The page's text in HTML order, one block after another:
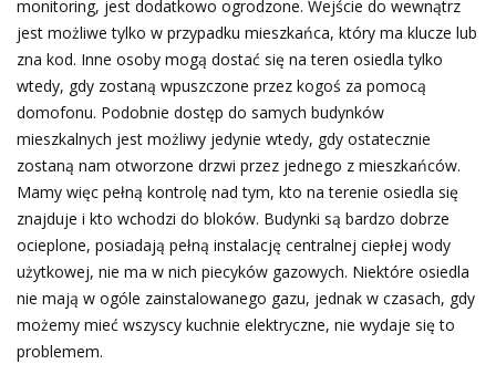
monitoring, jest dodatkowo ogrodzone. Wejście do wewnątrz
jest możliwe tylko w przypadku mieszkańca, który ma klucze lub
zna kod. Inne osoby mogą dostać się na teren osiedla tylko
wtedy, gdy zostaną wpuszczone przez kogoś za pomocą
domofonu. Podobnie dostęp do samych budynków
mieszkalnych jest możliwy jedynie wtedy, gdy ostatecznie
zostaną nam otworzone drzwi przez jednego z mieszkańców.
Mamy więc pełną kontrolę nad tym, kto na terenie osiedla się
znajduje i kto wchodzi do bloków. Budynki są bardzo dobrze
ocieplone, posiadają pełną instalację centralnej ciepłej wody
użytkowej, nie ma w nich piecyków gazowych. Niektóre osiedla
nie mają w ogóle zainstalowanego gazu, jednak w czasach, gdy
możemy mieć wszyscy kuchnie elektryczne, nie wydaje się to
problemem.